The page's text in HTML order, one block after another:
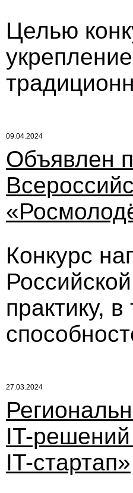
Целью
09.04.2024
Объявлен
Конкурс
практику,
27.03.2024
IT-
IT-стартап»